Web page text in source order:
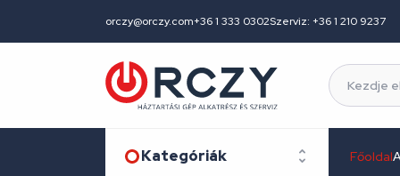
orczy@orczy.com+36 1 333 0302Szerviz: +36 1 210 9237
Kategóriák Főoldal